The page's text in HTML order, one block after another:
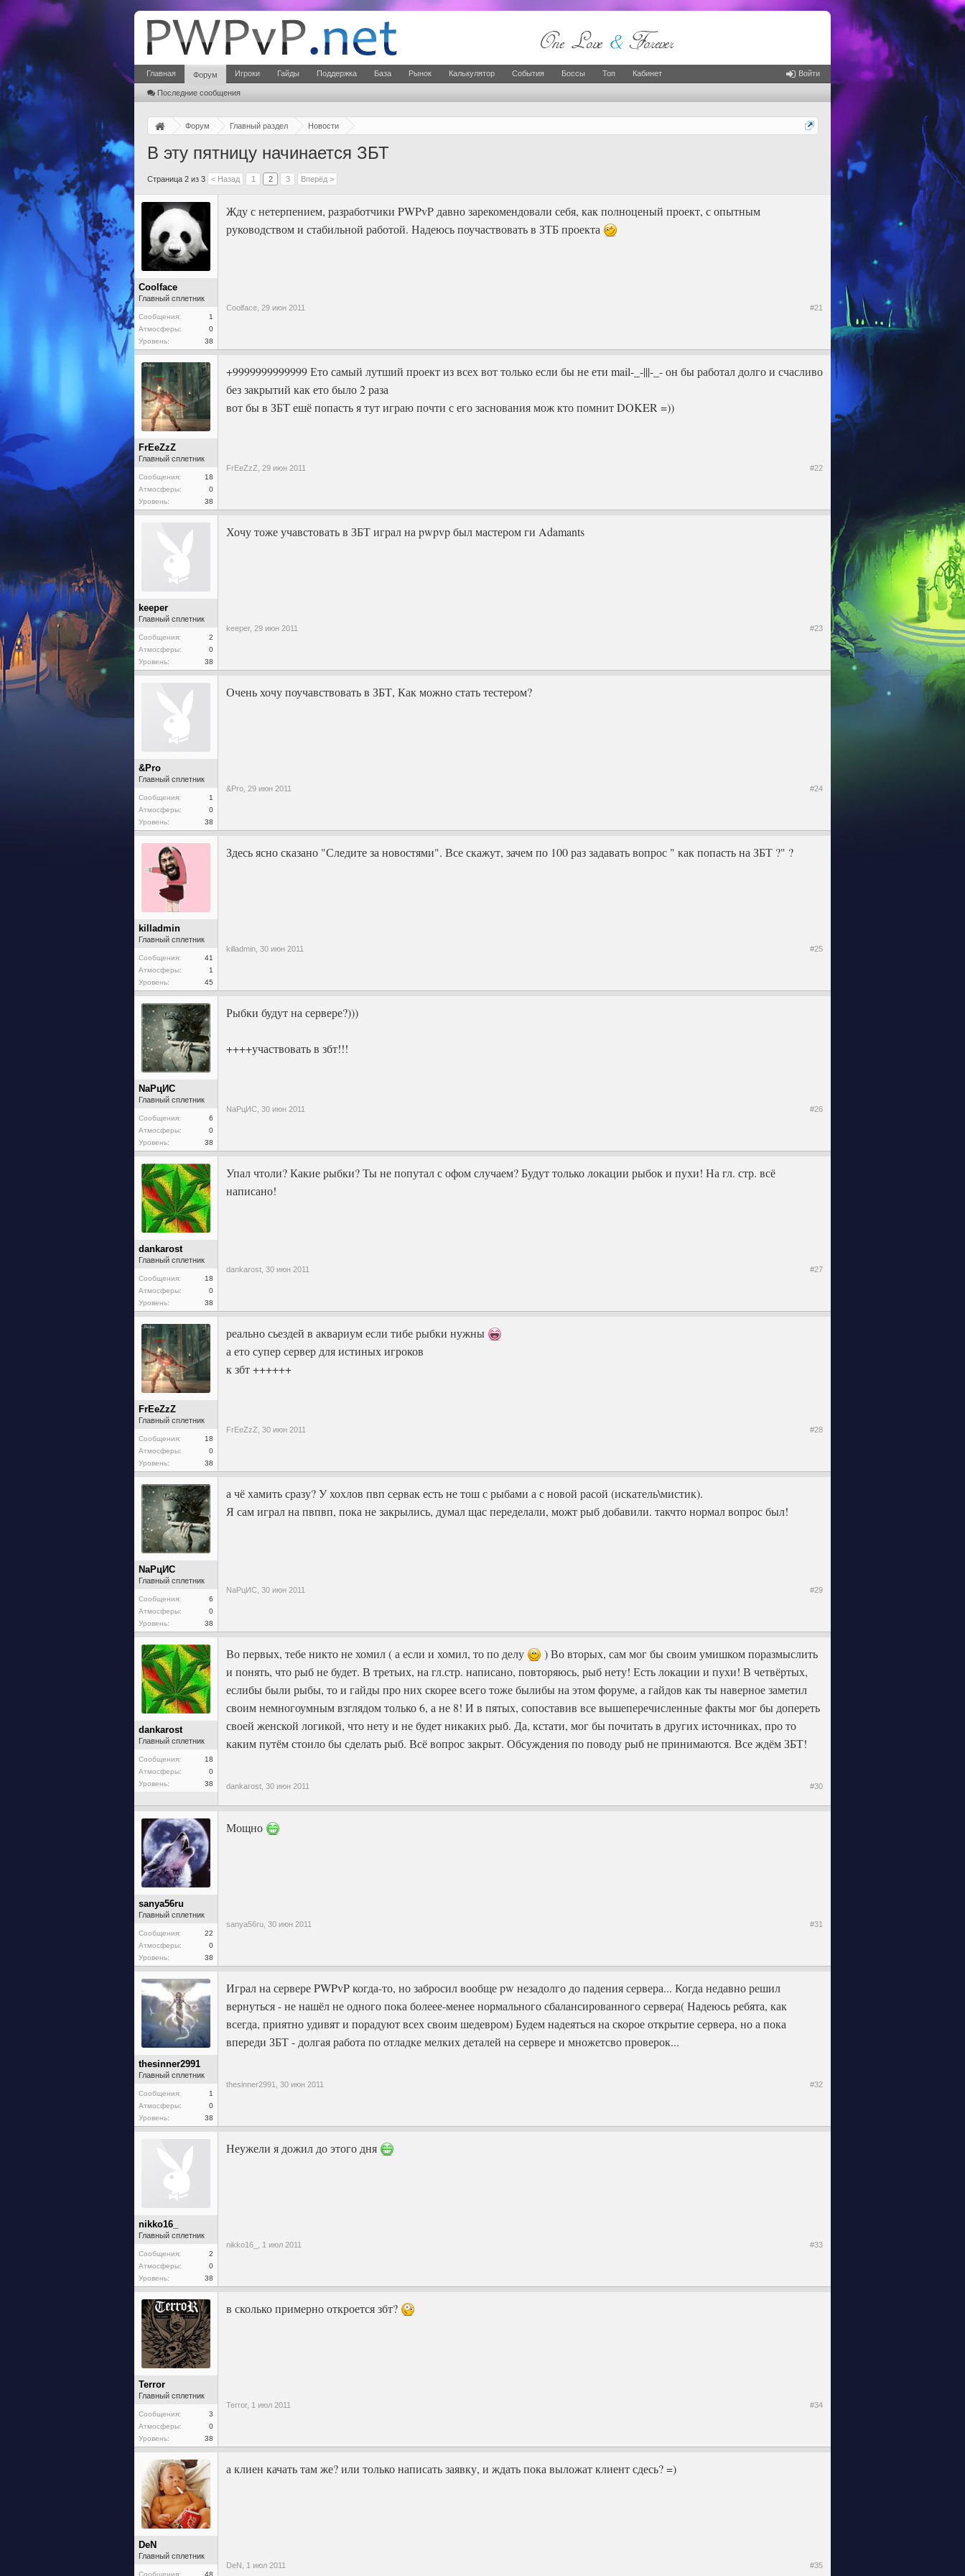
Главная Форум
Последние сообщения
Игроки Гайды Поддержка База Рынок Калькулятор События Боссы Топ Кабинет Войти
Форум Главный раздел Новости
В эту пятницу начинается ЗБТ
Страница 2 из 3 < Назад 1 2 3 Вперёд >
Coolface
Главный сплетник
Сообщения:
1
Атмосферы:
0
Уровень:
38
Жду с нетерпением, разработчики PWPvP давно зарекомендовали себя, как полноценый проект, с опытным
руководством и стабильной работой. Надеюсь поучаствовать в ЗТБ проекта
Coolface, 29 июн 2011 #21
FrEeZzZ
Главный сплетник
Сообщения:
18
Атмосферы:
0
Уровень:
38
+9999999999999 Ето самый лутший проект из всех вот только если бы не ети mail-_-|||-_- он бы работал долго и счасливо
без закрытий как ето было 2 раза
вот бы в ЗБТ ешё попасть я тут играю почти с его заснования мож кто помнит DOKER =))
FrEeZzZ, 29 июн 2011 #22
keeper
Главный сплетник
Сообщения:
2
Атмосферы:
0
Уровень:
38
Хочу тоже учавстовать в ЗБТ играл на pwpvp был мастером ги Adamants
keeper, 29 июн 2011 #23
&Pro
Главный сплетник
Сообщения:
1
Атмосферы:
0
Уровень:
38
Очень хочу поучавствовать в ЗБТ, Как можно стать тестером?
&Pro, 29 июн 2011 #24
killadmin
Главный сплетник
Сообщения:
41
Атмосферы:
1
Уровень:
45
Здесь ясно сказано "Следите за новостями". Все скажут, зачем по 100 раз задавать вопрос " как попасть на ЗБТ ?" ?
killadmin, 30 июн 2011 #25
NaPцИC
Главный сплетник
Сообщения:
6
Атмосферы:
0
Уровень:
38
Рыбки будут на сервере?)))
++++участвовать в збт!!!
NaPцИC, 30 июн 2011 #26
dankarost
Главный сплетник
Сообщения:
18
Атмосферы:
0
Уровень:
38
Упал чтоли? Какие рыбки? Ты не попутал с офом случаем? Будут только локации рыбок и пухи! На гл. стр. всё
написано!
dankarost, 30 июн 2011 #27
FrEeZzZ
Главный сплетник
Сообщения:
18
Атмосферы:
0
Уровень:
38
реально сьездей в аквариум если тибе рыбки нужны
а ето супер сервер для истиных игроков
к збт ++++++
FrEeZzZ, 30 июн 2011 #28
NaPцИC
Главный сплетник
Сообщения:
6
Атмосферы:
0
Уровень:
38
а чё хамить сразу? У хохлов пвп сервак есть не тош с рыбами а с новой расой (искатель\мистик).
Я сам играл на пвпвп, пока не закрылись, думал щас переделали, можт рыб добавили. такчто нормал вопрос был!
NaPцИC, 30 июн 2011 #29
dankarost
Главный сплетник
Сообщения:
18
Атмосферы:
0
Уровень:
38
Во первых, тебе никто не хомил ( а если и хомил, то по делу
) Во вторых, сам мог бы своим умишком поразмыслить
и понять, что рыб не будет. В третьих, на гл.стр. написано, повторяюсь, рыб нету! Есть локации и пухи! В четвёртых,
еслибы были рыбы, то и гайды про них скорее всего тоже былибы на этом форуме, а гайдов как ты наверное заметил
своим немногоумным взглядом только 6, а не 8! И в пятых, сопоставив все вышеперечисленные факты мог бы допереть
своей женской логикой, что нету и не будет никаких рыб. Да, кстати, мог бы почитать в других источниках, про то
каким путём стоило бы сделать рыб. Всё вопрос закрыт. Обсуждения по поводу рыб не принимаются. Все ждём ЗБТ!
dankarost, 30 июн 2011 #30
sanya56ru
Главный сплетник
Сообщения:
22
Атмосферы:
0
Уровень:
38
Мощно
sanya56ru, 30 июн 2011 #31
thesinner2991
Главный сплетник
Сообщения:
1
Атмосферы:
0
Уровень:
38
Играл на сервере PWPvP когда-то, но забросил вообще pw незадолго до падения сервера... Когда недавно решил
вернуться - не нашёл не одного пока болеее-менее нормального сбалансированного сервера( Надеюсь ребята, как
всегда, приятно удивят и порадуют всех своим шедевром) Будем надеяться на скорое открытие сервера, но а пока
впереди ЗБТ - долгая работа по отладке мелких деталей на сервере и множетсво проверок...
thesinner2991, 30 июн 2011 #32
nikko16_
Главный сплетник
Сообщения:
2
Атмосферы:
0
Уровень:
38
Неужели я дожил до этого дня
nikko16_, 1 июл 2011 #33
Terror
Главный сплетник
Сообщения:
3
Атмосферы:
0
Уровень:
38
в сколько примерно откроется збт?
Terror, 1 июл 2011 #34
DeN
Главный сплетник
Сообщения: 48
а клиен качать там же? или только написать заявку, и ждать пока выложат клиент сдесь? =)
DeN, 1 июл 2011 #35